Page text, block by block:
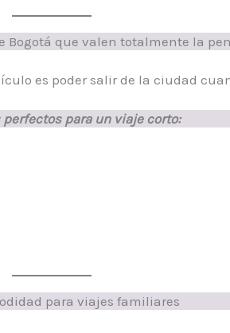
Bogotá que valen totalmente la
es poder salir de la ciudad
para un viaje corto:
para viajes familiares